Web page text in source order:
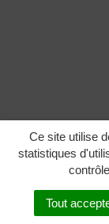
Ce site utilise
statistiques
Tout
MENU